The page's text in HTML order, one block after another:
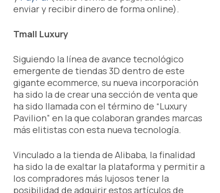
enviar y recibir dinero de forma online).
Tmall Luxury
Siguiendo la línea de avance tecnológico
emergente de tiendas 3D dentro de este
gigante ecommerce, su nueva incorporación
ha sido la de crear una sección de venta que
ha sido llamada con el término de “Luxury
Pavilion” en la que colaboran grandes marcas
más elitistas con esta nueva tecnología.
Vinculado a la tienda de Alibaba, la finalidad
ha sido la de exaltar la plataforma y permitir a
los compradores más lujosos tener la
posibilidad de adquirir estos artículos de